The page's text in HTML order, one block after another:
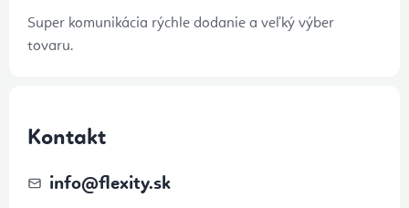
p
Super komunikácia rýchle dodanie a veľký výber
tovaru.
Kontakt
info@flexity.sk